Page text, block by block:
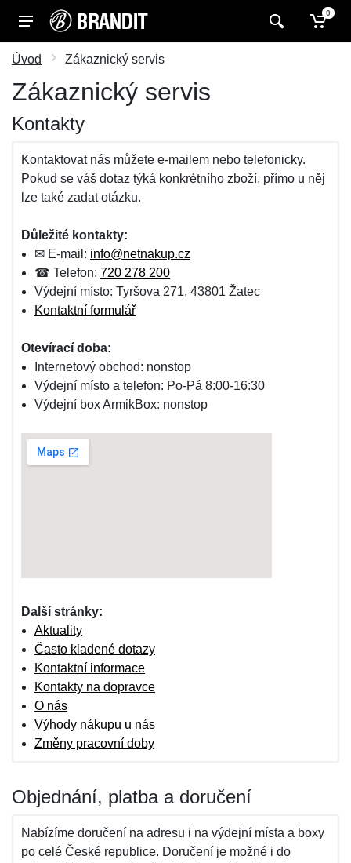
0
Úvod Zákaznický servis
Zákaznický servis
Kontakty
Kontaktovat nás můžete e-mailem nebo telefonicky.
Pokud se váš dotaz týká konkrétního zboží, přímo u něj
lze také zadat otázku.
Důležité kontakty:
✉ E-mail: info@netnakup.cz
☎ Telefon: 720 278 200
Výdejní místo: Tyršova 271, 43801 Žatec
Kontaktní formulář
Otevírací doba:
Internetový obchod: nonstop
Výdejní místo a telefon: Po-Pá 8:00-16:30
Výdejní box ArmikBox: nonstop
Další stránky:
Aktuality
Často kladené dotazy
Kontaktní informace
Kontakty na dopravce
O nás
Výhody nákupu u nás
Změny pracovní doby
Objednání, platba a doručení
Nabízíme doručení na adresu i na výdejní místa a boxy
po celé České republice. Doručení je možné i do